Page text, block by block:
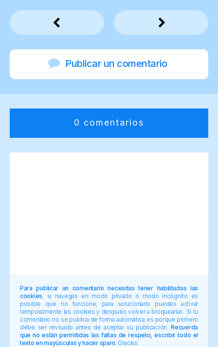
Publicar un comentario
0 comentarios
Para publicar un comentario necesitas tener habilitadas las
cookies , si navegas en modo privado o modo incógnito es
posible que no funcione, para solucionarlo puedes activar
temporalmente las cookies y después volver a bloquearlas. Si tu
comentario no se publica de forma automática es porque primero
debe ser revisado antes de aceptar su publicación.Recuerda
que no están permitidas las faltas de respeto, escribir todo el
texto en mayúsculas y hacer spam. Gracias.